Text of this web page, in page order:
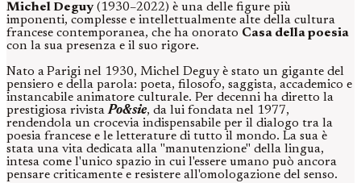
Michel Deguy(1930–2022) è una delle figure più
imponenti, complesse e intellettualmente alte della cultura
francese contemporanea, che ha onorato Casa della poesia
con la sua presenza e il suo rigore.
Nato aParigi nel 1930, Michel Deguy è stato un gigante del
pensiero e della parola: poeta, filosofo, saggista, accademico e
instancabile animatore culturale. Per decenni ha diretto la
prestigiosa rivistaPo&sie, da lui fondata nel 1977,
rendendola un crocevia indispensabile per il dialogo tra la
poesia francese e le letterature di tutto il mondo. La sua è
stata una vita dedicata alla "manutenzione" della lingua,
intesa come l'unico spazio in cui l'essere umano può ancora
pensare criticamente e resistere all'omologazione del senso.